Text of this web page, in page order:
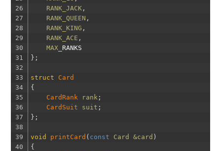
26
27
28
29
30
31
32
33
34
35
36
37
38
39
40
RANK_JACK ,
RANK_QUEEN ,
RANK_KING ,
RANK_ACE ,
MAX RANKS
} ;
struct
Card
{
CardRank
rank ;
CardSuit suit ;
} ;
void printCard ( const Card &card )
{